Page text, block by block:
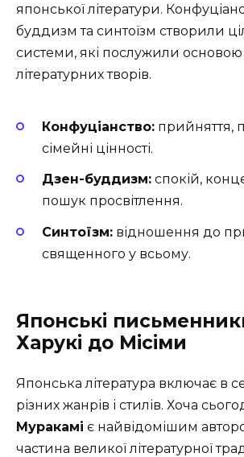
японської літератури.
буддизм та синтоїзм створили
системи, які послужили основою
літературних творів.
Конфуціанство: прийняття,
сімейні цінності.
Дзен-буддизм: спокій,
пошук просвітлення.
Синтоїзм: відношення до
священного у всьому.
Японські
Харукі до Місіми
Японська література включає в
різних жанрів і стилів. Хоча
Муракамі є найвідомішим
частина великої літературної